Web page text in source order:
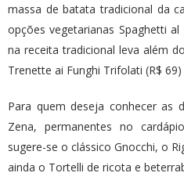
massa de batata tradicional da
opções vegetarianas Spaghetti
na receita tradicional leva além
Trenette ai Funghi Trifolati (R$
Para quem deseja conhecer as
Zena, permanentes no
sugere-se o clássico Gnocchi, o
ainda o Tortelli de ricota e